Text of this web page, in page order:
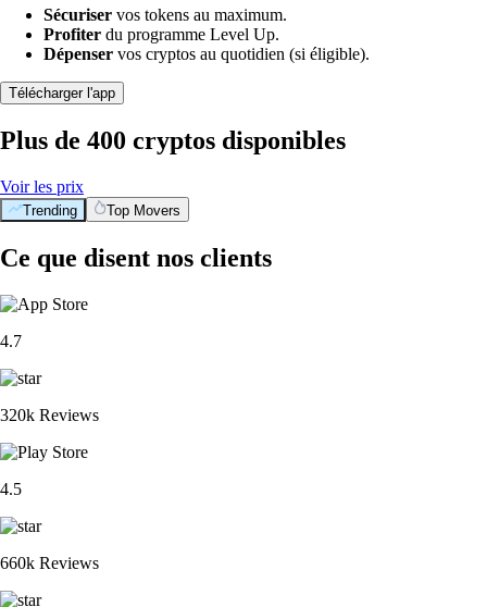
Sécuriser vos tokens au maximum.
Profiter du programme Level Up.
Dépenser vos cryptos au quotidien (si éligible).
Télécharger l'app
Plus de 400 cryptos disponibles
Voir les prix
Trending Top Movers
Ce que disent nos clients
4.7
320k Reviews
4.5
660k Reviews